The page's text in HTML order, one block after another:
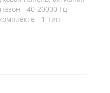
- 40-20000 Гц
- 1 Тип -